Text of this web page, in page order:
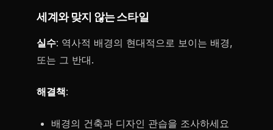
세계와 맞지 않는 스타일
실수: 역사적 배경의 현대적으로 보이는 배경,
또는 그 반대.
해결책:
배경의 건축과 디자인 관습을 조사하세요